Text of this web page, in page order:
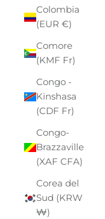
Colombia
(EUR €)
Comore
(KMF Fr)
Congo -
Kinshasa
(CDF Fr)
Congo-
Brazzaville
(XAF CFA)
Corea del
Sud (KRW
₩)